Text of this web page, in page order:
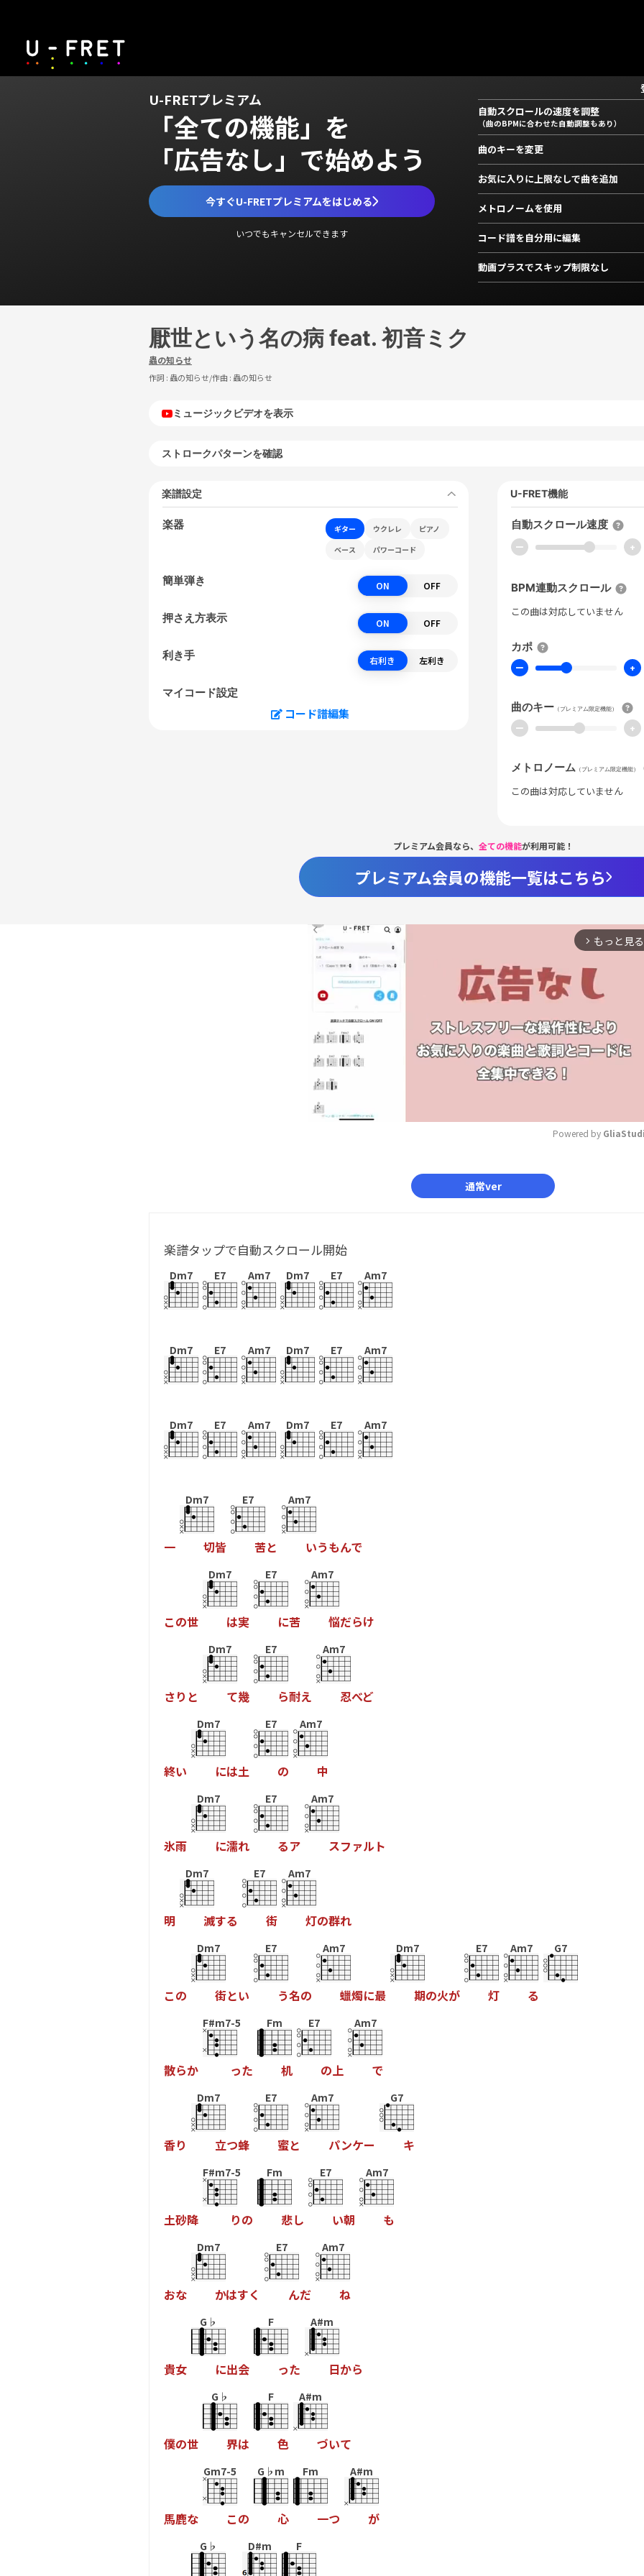
U-FRETプレミアム
「全ての機能」を
「広告なし」で始めよう
今すぐU-FRETプレミアムをはじめる
いつでもキャンセルできます
自動スクロールの速度を調整
（曲のBPMに合わせた自動調整もあり）
曲のキーを変更
お気に入りに上限なしで曲を追加
メトロノームを使用
コード譜を自分用に編集
動画プラスでスキップ制限なし
厭世という名の病 feat. 初音ミク
蟲の知らせ
作詞 : 蟲の知らせ/作曲 : 蟲の知らせ
ミュージックビデオを表示
ストロークパターンを確認
楽譜設定
楽器 ギター ウクレレ
ピアノ
ベース
パワーコード
簡単弾き ON OFF
押さえ方表示 ON OFF
利き手 右利き 左利き
マイコード設定
コード譜編集
U-FRET機能
自動スクロール速度
ー +
BPM連動スクロール
この曲は対応していません
カポ
ー +
曲のキー （プレミアム限定機能）
ー +
メトロノーム （プレミアム限定機能）
この曲は対応していません
プレミアム会員なら、 全ての機能が利用可能！
プレミアム会員の機能一覧はこちら
arrow_forward_ios もっと見る
Powered by
通常ver
楽譜タップで自動スクロール開始
Dm7 E7 Am7 Dm7 E7 Am7
Dm7 E7 Am7 Dm7 E7 Am7
Dm7 E7 Am7 Dm7 E7 Am7
一
Dm7
切皆
E7
苦と
Am7
いうもんで
この世
Dm7
は実
E7
に苦
Am7
悩だらけ
さり と
Dm7
て幾
E7
ら耐え
Am7
忍べど
終い
Dm7
には土
E7
の
Am7
中
氷雨
Dm7
に濡れ
E7
るア
Am7
スフ ァル ト
明
Dm7
滅する
E7
街
Am7
灯の群れ
この
Dm7
街とい
E7
う名の
Am7
蠟燭に最
Dm7
期の火が
E7
灯
Am7
る
G7
散らか
F#m7-5
った
Fm
机
E7
の上
Am7
で
香り
Dm7
立つ蜂
E7
蜜と
Am7
パンケー
G7
キ
土砂降
F#m7-5
りの
Fm
悲し
E7
い朝
Am7
も
おな
Dm7
かはすく
E7
んだ
Am7
ね
貴女
G♭
に出会
F
った
A#m
日から
僕の世
G♭
界は
F
色
A#m
づいて
馬鹿な
Gm7-5
この
G♭m
心
Fm
一つ
A#m
が
G♭ D#m F